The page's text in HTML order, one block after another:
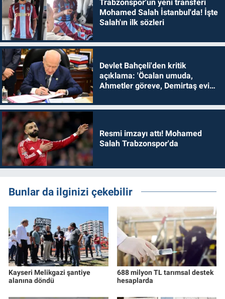
Trabzonspor'un yeni transferi
Mohamed Salah İstanbul'da! İşte
Salah'ın ilk sözleri
Devlet Bahçeli'den kritik
açıklama: 'Öcalan umuda,
Ahmetler göreve, Demirtaş evine
Resmi imzayı attı! Mohamed
Salah Trabzonspor'da
Bunlar da ilginizi çekebilir
Kayseri Melikgazi şantiye
alanına döndü
688 milyon TL tarımsal destek
hesaplarda